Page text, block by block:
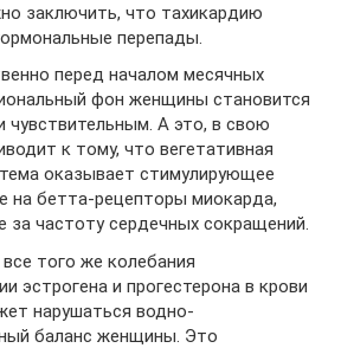
заключить, что тахикардию
перепады.
перед началом месячных
фон женщины становится
чувствительным. А это, в свою
к тому, что вегетативная
оказывает стимулирующее
на бетта-рецепторы миокарда,
частоту сердечных сокращений.
того же колебания
эстрогена и прогестерона в крови
нарушаться водно-
баланс женщины. Это